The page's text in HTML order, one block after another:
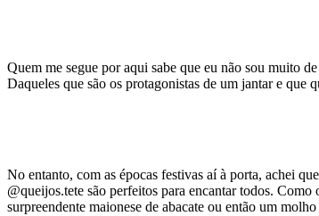
Quem me segue por aqui sabe que eu não sou muito
Daqueles que são os protagonistas de um jantar e que
No entanto, com as épocas festivas aí à porta, achei
@queijos.tete são perfeitos para encantar todos.
surpreendente maionese de abacate ou então um molho